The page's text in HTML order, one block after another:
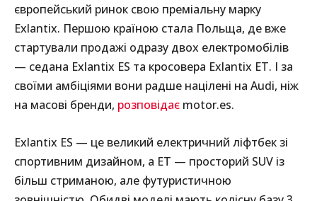
європейський ринок свою преміальну марку
Exlantix. Першою країною стала Польща, де вже
стартували продажі одразу двох електромобілів
— седана Exlantix ES та кросовера Exlantix ET. І за
своїми амбіціями вони радше націлені на Audi, ніж
на масові бренди, розповідає motor.es.
Exlantix ES — це великий електричний ліфтбек зі
спортивним дизайном, а ET — просторий SUV із
більш стриманою, але футуристичною